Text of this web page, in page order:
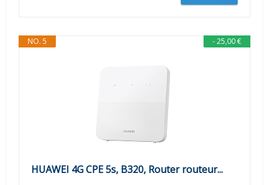
- 25,00 €
NO. 5
HUAWEI 4G CPE 5s, B320, Router routeur...